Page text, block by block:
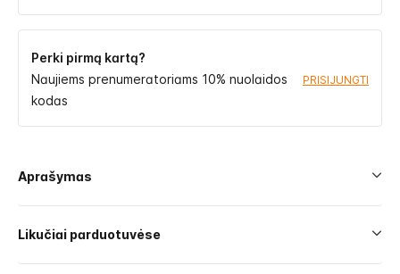
Perki pirmą kartą?
Naujiems prenumeratoriams 10% nuolaidos
kodas
PRISIJUNGTI
Aprašymas
Likučiai parduotuvėse